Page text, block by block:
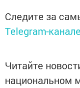
Следите за
Telegram-канале
Читайте
национальном